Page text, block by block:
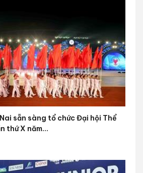
sẵn sàng tổ chức Đại hội Thể
thứ X năm...